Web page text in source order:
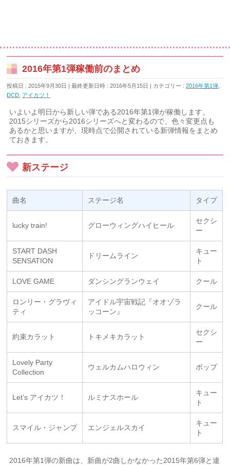
2016年第1弾稼働前のまとめ
投稿日 : 2015年9月30日 最終更新日時 : 2016年5月15日 カテゴリー :2016年第1弾
DCD アイカツ！
いよいよ明日から新しい弾である2016年第1弾が稼働します。
2015シリーズから2016シリーズへと変わるので、色々変更点も
あるかと思いますが、現時点で公開されている新弾情報をまとめ
ておきます。
新ステージ
曲名 ステージ名 タイプ
lucky train! グローウィングハイヒール
セクシ
ー
START DASH
SENSATION
ドリームライン
キュー
ト
LOVE GAME ダンシングランウェイ クール
ロンリー・グラヴィ
ティ
アイドル宇宙戦記『オオゾラ
ッコーン』
クール
約束カラット トキメキカラット
セクシ
ー
Lovely Party
Collection
ウェルカムハロウィン ポップ
Let’s アイカツ！ ルミナスホール
キュー
ト
スマイル・ジャンプ エンジェルスカイ
キュー
ト
2016年第1弾の新曲は、新曲が2曲しかなかった2015年第6弾と違